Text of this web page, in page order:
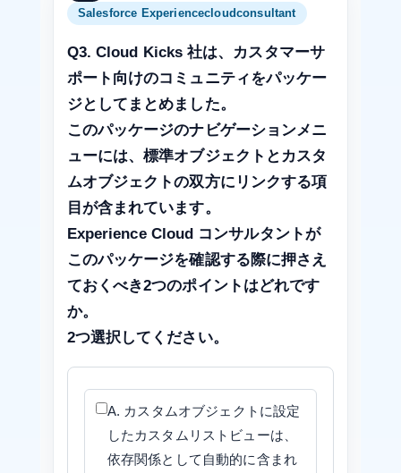
Salesforce Experiencecloudconsultant
Q3. Cloud Kicks 社は、カスタマーサ
ポート向けのコミュニティをパッケー
ジとしてまとめました。
このパッケージのナビゲーションメニ
ューには、標準オブジェクトとカスタ
ムオブジェクトの双方にリンクする項
目が含まれています。
Experience Cloud コンサルタントが
このパッケージを確認する際に押さえ
ておくべき2つのポイントはどれです
か。
2つ選択してください。
A. カスタムオブジェクトに設定
したカスタムリストビューは、
依存関係として自動的に含まれ